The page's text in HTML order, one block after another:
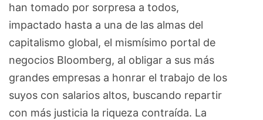
han tomado por sorpresa a todos,
impactado hasta a una de las almas del
capitalismo global, el mismísimo portal de
negocios Bloomberg, al obligar a sus más
grandes empresas a honrar el trabajo de los
suyos con salarios altos, buscando repartir
con más justicia la riqueza contraída. La